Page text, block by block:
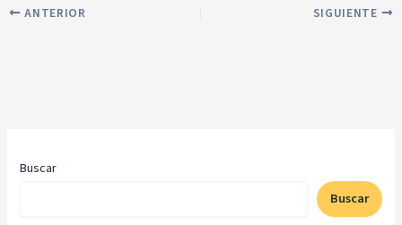
ANTERIOR SIGUIENTE
Buscar
Buscar